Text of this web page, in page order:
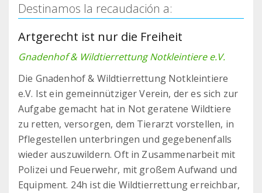
Destinamos la recaudación a:
Artgerecht ist nur die Freiheit
Gnadenhof & Wildtierrettung Notkleintiere e.V.
Die Gnadenhof & Wildtierrettung Notkleintiere
e.V. Ist ein gemeinnütziger Verein, der es sich zur
Aufgabe gemacht hat in Not geratene Wildtiere
zu retten, versorgen, dem Tierarzt vorstellen, in
Pflegestellen unterbringen und gegebenenfalls
wieder auszuwildern. Oft in Zusammenarbeit mit
Polizei und Feuerwehr, mit großem Aufwand und
Equipment. 24h ist die Wildtierrettung erreichbar,